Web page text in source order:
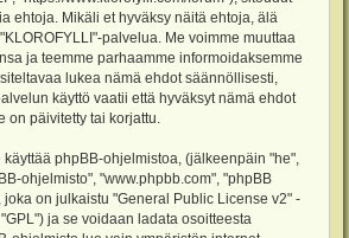
ehtoja. Mikäli et hyväksy näitä ehtoja, älä
palvelua. Me voimme muuttaa
ja teemme parhaamme informoidaksemme
lukea nämä ehdot säännöllisesti,
käyttö vaatii että hyväksyt nämä ehdot
on päivitetty tai korjattu.
phpBB-ohjelmistoa, (jälkeenpäin "he",
ohjelmisto", "www.phpbb.com", "phpBB
joka on julkaistu "General Public License v2" -
ja se voidaan ladata osoitteesta